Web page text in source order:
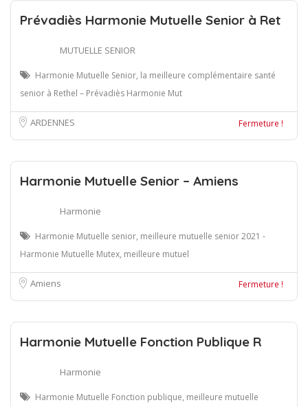
Prévadiès Harmonie Mutuelle Senior à Ret
MUTUELLE SENIOR
Harmonie Mutuelle Senior, la meilleure complémentaire santé
senior à Rethel – Prévadiès Harmonie Mut
ARDENNES Fermeture !
Harmonie Mutuelle Senior – Amiens
Harmonie
Harmonie Mutuelle senior, meilleure mutuelle senior 2021 -
Harmonie Mutuelle Mutex, meilleure mutuel
Amiens Fermeture !
Harmonie Mutuelle Fonction Publique R
Harmonie
Harmonie Mutuelle Fonction publique, meilleure mutuelle